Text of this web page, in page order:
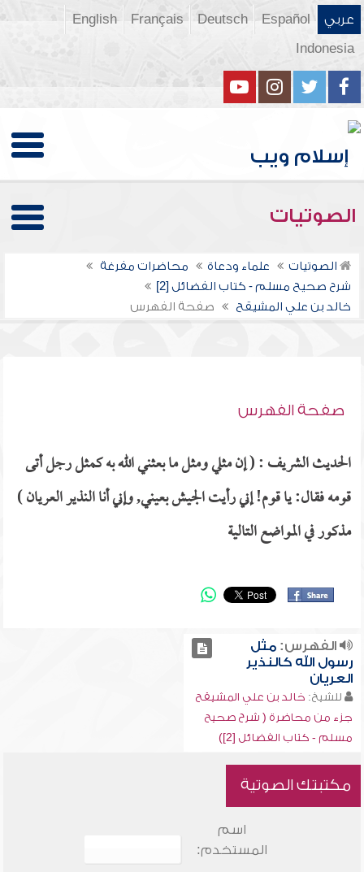
عربي Español
Deutsch
Français
English
Indonesia
الصوتيات
الصوتيات علماء ودعاة
محاضرات مفرغة
شرح صحيح مسلم - كتاب الفضائل [2]
خالد بن علي المشيقح
صفحة الفهرس
صفحة الفهرس
الحديث الشريف : ( إن مثلي ومثل ما بعثني الله به كمثل رجل أتى
قومه فقال: يا قوم! إني رأيت الجيش بعيني, وإني أنا النذير العريان )
مذكور في المواضع التالية
الفهرس:مثل
رسول الله كالنذير
العريان
للشيخ: خالد بن علي المشيقح
جزء من محاضرة ( شرح صحيح
مسلم - كتاب الفضائل [2])
مكتبتك الصوتية
اسم
المستخدم: